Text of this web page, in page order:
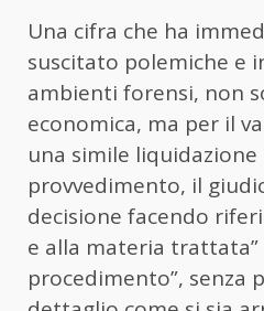
Una cifra che ha
suscitato polemiche e
ambienti forensi, non
economica, ma per il
una simile liquidazione
provvedimento, il
decisione facendo
e alla materia trattata”
procedimento”, senza